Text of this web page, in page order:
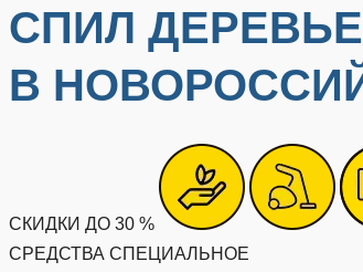
СПИЛ
В
СКИДКИ ДО 30 %
СРЕДСТВА СПЕЦИАЛЬНОЕ